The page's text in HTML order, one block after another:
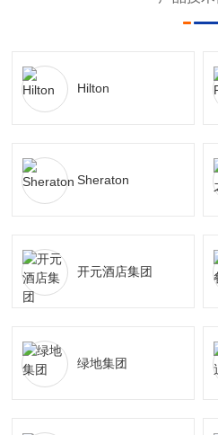
Hilton
Sheraton
开元酒店集团
绿地集团